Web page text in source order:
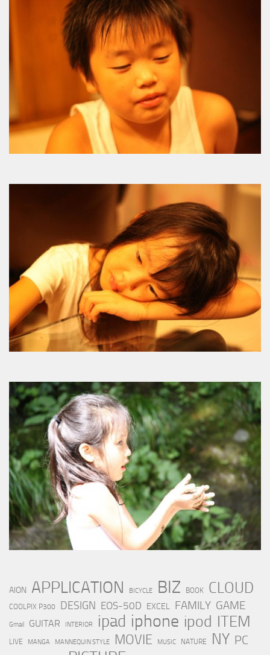
AION APPLICATION BICYCLE BIZ BOOK CLOUD
COOLPIX P300 DESIGN EOS-50D EXCEL FAMILY GAME
Gmail GUITAR INTERIOR ipad iphone ipod ITEM
LIVE MANGA MANNEQUIN STYLE MOVIE MUSIC NATURE NY PC